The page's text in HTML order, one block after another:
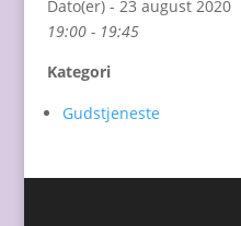
Dato(er) - 23 august 2020
19:00 - 19:45
Kategori
Gudstjeneste